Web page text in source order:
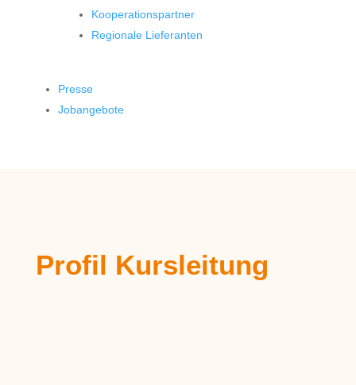
Kooperationspartner
Regionale Lieferanten
Presse
Jobangebote
Profil Kursleitung